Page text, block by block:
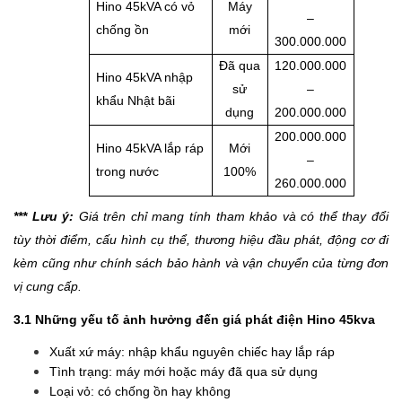
Hino 45kVA có vỏ
chống ồn
Máy
mới
–
300.000.000
Hino 45kVA nhập
khẩu Nhật bãi
Đã qua
sử
dụng
120.000.000
–
200.000.000
Hino 45kVA lắp ráp
trong nước
Mới
100%
200.000.000
–
260.000.000
*** Lưu ý: Giá trên chỉ mang tính tham khảo và có thể thay đổi
tùy thời điểm, cấu hình cụ thể, thương hiệu đầu phát, động cơ đi
kèm cũng như chính sách bảo hành và vận chuyển của từng đơn
vị cung cấp.
3.1 Những yếu tố ảnh hưởng đến giá phát điện Hino 45kva
Xuất xứ máy: nhập khẩu nguyên chiếc hay lắp ráp
Tình trạng: máy mới hoặc máy đã qua sử dụng
Loại vỏ: có chống ồn hay không